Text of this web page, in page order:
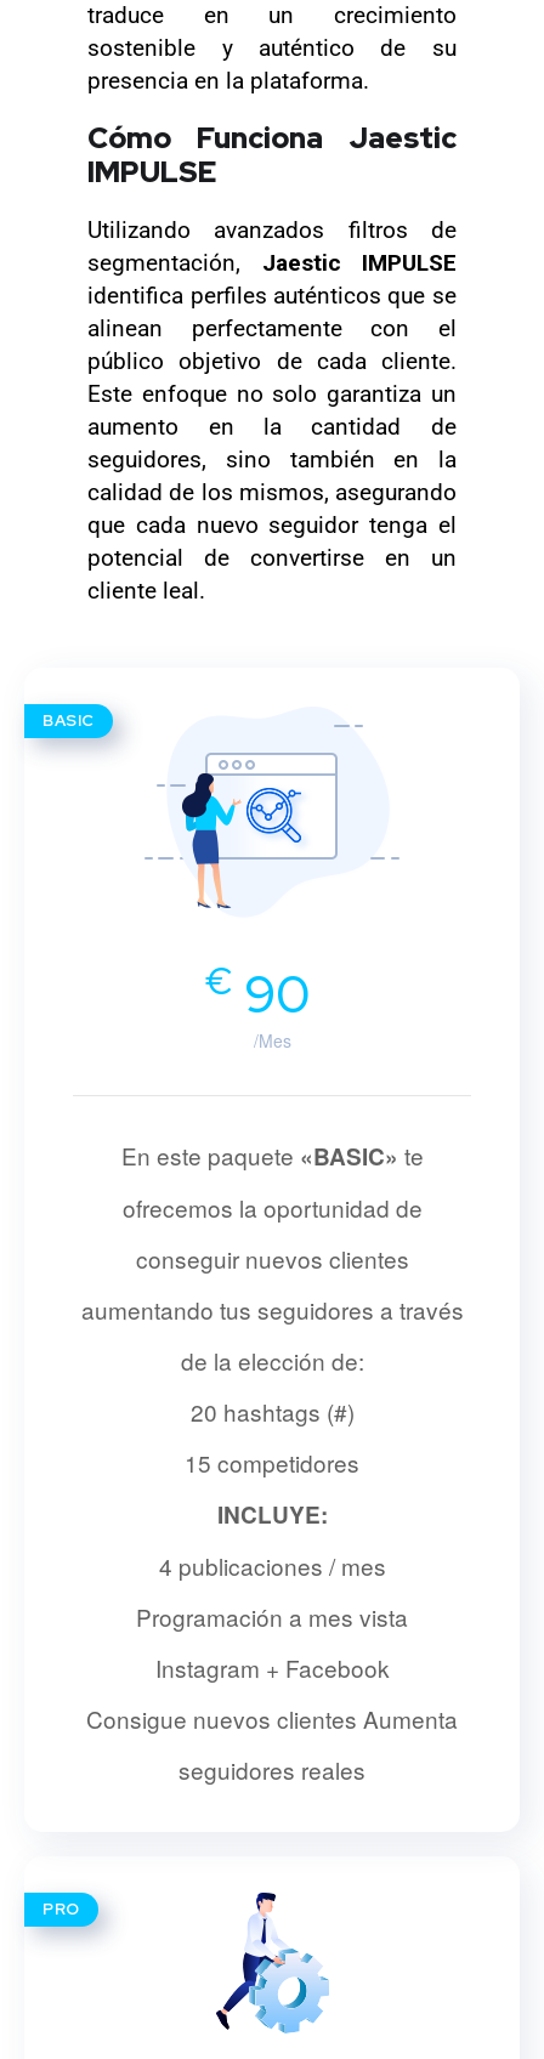
traduce en un crecimiento
sostenible y auténtico de su
presencia en la plataforma.
Cómo Funciona Jaestic
IMPULSE
Utilizando avanzados filtros de
segmentación, Jaestic IMPULSE
identifica perfiles auténticos que se
alinean perfectamente con el
público objetivo de cada cliente.
Este enfoque no solo garantiza un
aumento en la cantidad de
seguidores, sino también en la
calidad de los mismos, asegurando
que cada nuevo seguidor tenga el
potencial de convertirse en un
cliente leal.
BASIC
€ 90
/Mes
En este paquete «BASIC» te
ofrecemos la oportunidad de
conseguir nuevos clientes
aumentando tus seguidores a través
de la elección de:
20 hashtags (#)
15 competidores
INCLUYE:
4 publicaciones / mes
Programación a mes vista
Instagram + Facebook
Consigue nuevos clientes Aumenta
seguidores reales
PRO